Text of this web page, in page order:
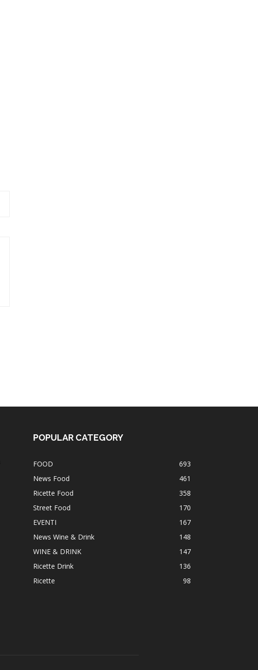
POPULAR CATEGORY
FOOD
693
News Food
461
Ricette Food
358
Street Food
170
EVENTI
167
News Wine & Drink
148
WINE & DRINK
147
Ricette Drink
136
Ricette
98